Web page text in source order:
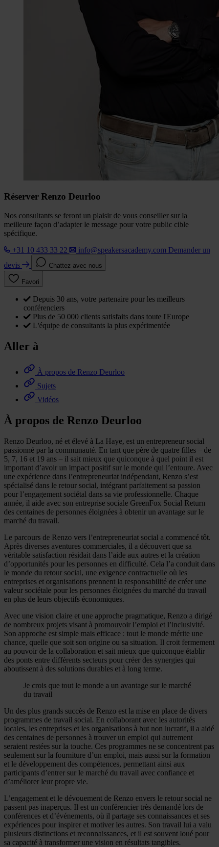
Réserver Renzo Deurloo
Nos consultants se feront un plaisir de vous conseiller sur la
meilleure façon d’adapter le message pour votre public cible
spécifique.
+31 10 433 33 22
info@speakersacademy.com Demander un
devis
Chattez avec nous
Favori
Depuis 30 ans, votre partenaire pour les meilleurs
conférenciers
Plus de 50 000 clients satisfaits dans toute l'Europe
L'équipe de consultants la plus expérimentée
Aller à
À propos de Renzo Deurloo
Sujets
Vidéos
À propos de Renzo Deurloo
Renzo Deurloo, né et élevé à La Haye, est un entrepreneur social
passionné par la communauté. En tant que père de quatre filles – de
5, 7, 16 et 19 ans – il sait mieux que quiconque à quel point il est
important d’avoir un impact positif sur le monde qui l’entoure. Avec
une expérience dans l’entrepreneuriat indépendant, Renzo s’est
spécialisé dans le retour social, intégrant parfaitement sa passion
pour l’engagement sociétal dans sa vie professionnelle. Chaque
année, il aide avec son entreprise sociale GreenFox Social Return
des centaines de personnes éloignées à obtenir un avantage sur le
marché du travail.
Le parcours de Renzo vers l’entrepreneuriat social a commencé tôt.
Après diverses aventures commerciales, il a découvert que sa
véritable satisfaction résidait dans l’aide aux autres et la création
d’opportunités pour les personnes en difficulté. Cela l’a conduit dans
le monde du retour social, une exigence contractuelle où les
entreprises et organisations prennent la responsabilité de créer une
valeur sociétale pour les personnes éloignées du marché du travail
en plus de leurs objectifs économiques.
Avec une vision claire et une approche pragmatique, Renzo a dirigé
de nombreux projets visant à promouvoir l’emploi et l’inclusivité.
Son approche est simple mais efficace : tout le monde mérite une
chance, quelle que soit son origine ou sa situation. Il croit fermement
au pouvoir de la collaboration et sait mieux que quiconque établir
des ponts entre différents secteurs pour créer des synergies qui
aboutissent à des solutions durables et à long terme.
Je crois que tout le monde a un avantage sur le marché
du travail
Un des plus grands succès de Renzo est la mise en place de divers
programmes de travail social. En collaborant avec les autorités
locales, les entreprises et les organisations à but non lucratif, il a aidé
des centaines de personnes à trouver un emploi qui autrement
seraient restées sur la touche. Ces programmes ne se concentrent pas
seulement sur la fourniture d’un emploi, mais aussi sur la formation
et le développement des compétences, permettant ainsi aux
participants d’entrer sur le marché du travail avec confiance et
d’améliorer leur propre vie.
L’engagement et le dévouement de Renzo envers le retour social ne
passent pas inaperçus. Il est un conférencier très demandé lors de
conférences et d’événements, où il partage ses connaissances et ses
expériences pour inspirer et motiver les autres. Son travail lui a valu
plusieurs distinctions et reconnaissances, et il est souvent loué pour
sa capacité à transformer une vision en résultats tangibles.